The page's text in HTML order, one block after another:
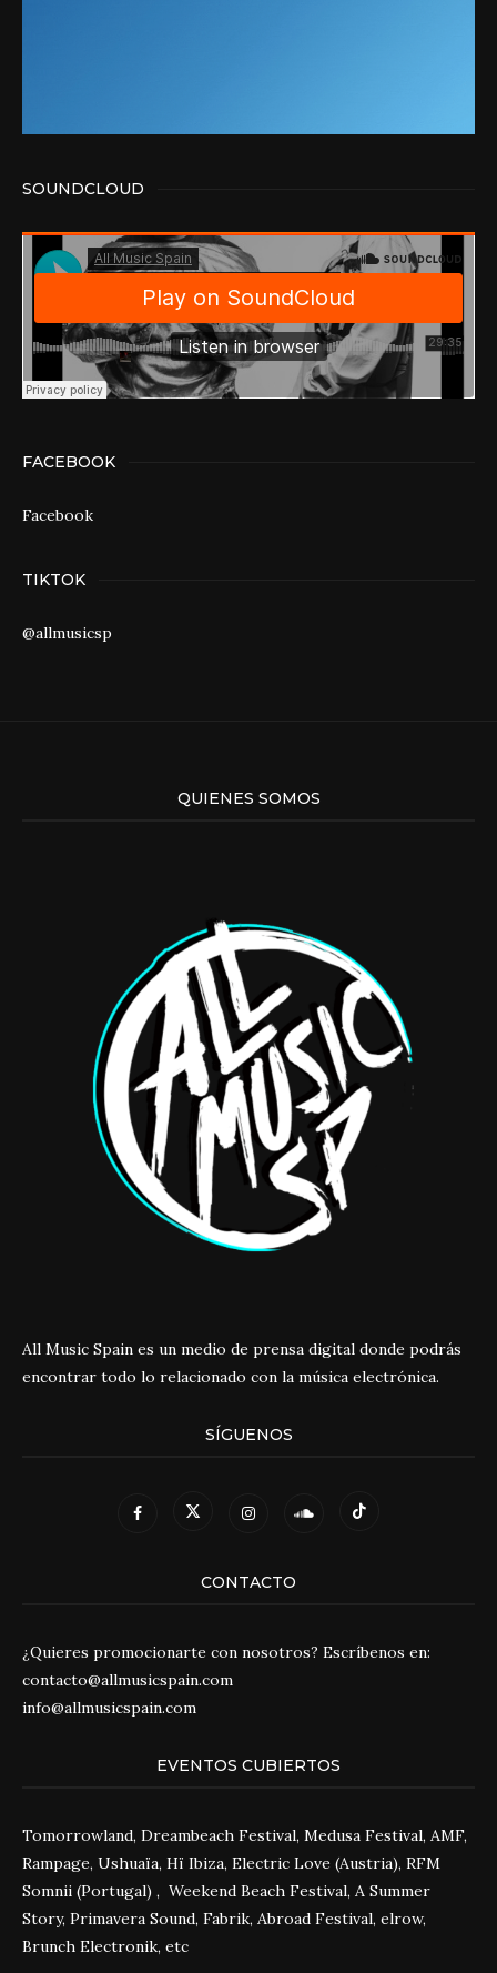
SOUNDCLOUD
FACEBOOK
Facebook
TIKTOK
@allmusicsp
QUIENES SOMOS
All Music Spain es un medio de prensa digital donde podrás
encontrar todo lo relacionado con la música electrónica.
SÍGUENOS
CONTACTO
¿Quieres promocionarte con nosotros? Escríbenos en:
contacto@allmusicspain.com
info@allmusicspain.com
EVENTOS CUBIERTOS
Tomorrowland, Dreambeach Festival, Medusa Festival, AMF,
Rampage, Ushuaïa, Hï Ibiza, Electric Love (Austria), RFM
Somnii (Portugal) , Weekend Beach Festival, A Summer
Story, Primavera Sound, Fabrik, Abroad Festival, elrow,
Brunch Electronik, etc